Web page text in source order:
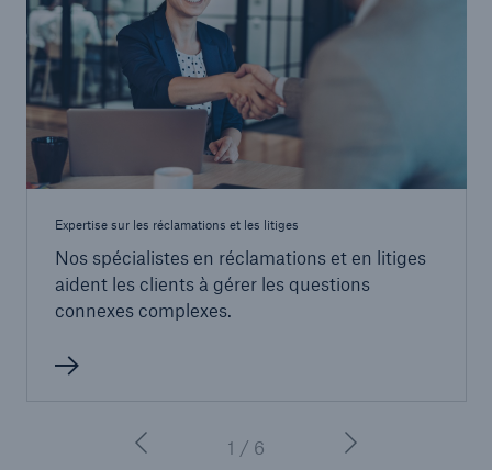
Expertise sur les réclamations et les litiges
Nos spécialistes en réclamations et en litiges
aident les clients à gérer les questions
connexes complexes.
1 / 6